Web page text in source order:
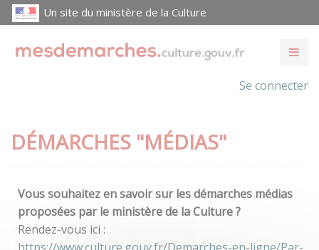
Un site du ministère de la Culture
Se connecter
DÉMARCHES "MÉDIAS"
Vous souhaitez en savoir sur les démarches médias
proposées par le ministère de la Culture ?
Rendez-vous ici :